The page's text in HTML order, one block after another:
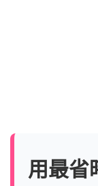
用最省